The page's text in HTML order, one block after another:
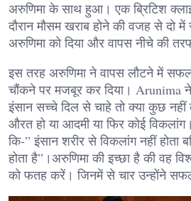
अरुणिमा के साथ हुआ। एक ब्रिटिश
दौरान मौसम खराब होने की वजह से
अरुणिमा को दिया और वापस नीचे की
इस तरह अरुणिमा ने वापस लौटने में
चौंकने पर मजबूर कर दिया। Arunima
इंसान सच्चे दिल से चाहे तो क्या कुछ
औरत हो या आदमी या फिर कोई
कि-” इंसान शरीर से विकलांग नहीं होता
होता है”।अरुणिमा की इच्छा है की वह
को फतह करें। जिनमें से चार उन्होंने